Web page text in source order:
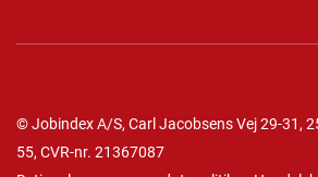
© Jobindex A/S, Carl Jacobsens Vej 29-31,
55, CVR-nr. 21367087